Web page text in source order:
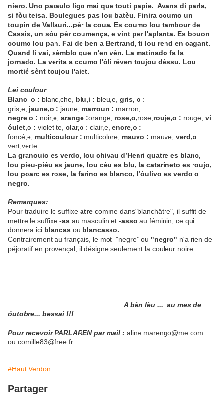
niero. Uno paraulo ligo mai que touti papie. Avans di parla,
si fòu teisa. Boulegues pas lou batèu. Finira coumo un
toupin de Vallauri...pèr la coua. Es coumo lou tambour de
Cassis, un sòu pèr coumença, e vint per l'aplanta. Es bouon
coumo lou pan. Fai de ben a Bertrand, ti lou rend en cagant.
Quand li vai, sèmblo que n'en vèn. La matinado fa la
jornado. La verita a coumo l'òli réven toujou dèssu. Lou
mortié sènt toujou l'aiet.
Lei coulour
Blanc, o : blanc,che, blu,i : bleu,e, gris, o :
gris,e, jaune,o : jaune, marroun : marron,
negre,o : noir,e, arange :orange, rose,o,rose, rouje,o : rouge, vi
óulet,o : violet,te, clar,o : clair,e, encre,o :
foncé,e, multicoulour : multicolore, mauvo : mauve, verd,o :
vert,verte.
La granouio es verdo, lou chivau d’Henri quatre es blanc,
lou pieu-piéu es jaune, lou cèu es blu, la catarineto es roujo,
lou poarc es rose, la farino es blanco, l’óulivo es verdo o
negro.
Remarques:
Pour traduire le suffixe atre comme dans"blanchâtre", il suffit de
mettre le suffixe -as au masculin et -asso au féminin, ce qui
donnera ici blancas ou blancasso.
Contrairement au français, le mot "negre" ou "negro" n'a rien de
péjoratif en provençal, il désigne seulement la couleur noire.
A bèn lèu ... au mes de
óutobre... bessai !!!
Pour recevoir PARLAREN par mail : aline.marengo@me.com
ou cornille83@free.fr
#Haut Verdon
Partager